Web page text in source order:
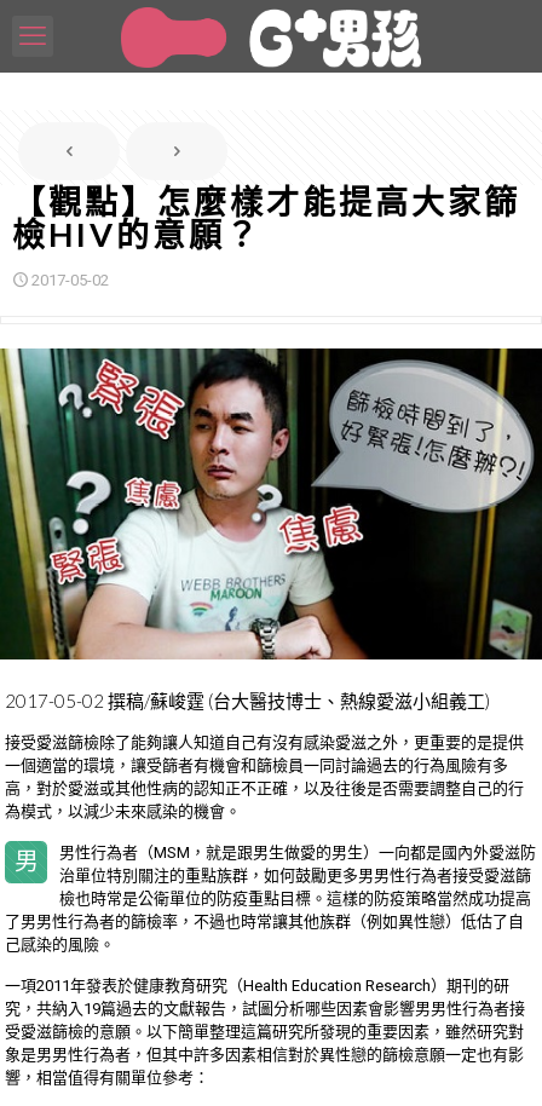
【觀點】怎麼樣才能提高大家篩
檢HIV的意願？
2017-05-02
2017-05-02 撰稿/蘇峻霆 (台大醫技博士、熱線愛滋小組義工)
接受愛滋篩檢除了能夠讓人知道自己有沒有感染愛滋之外，更重要的是提供
一個適當的環境，讓受篩者有機會和篩檢員一同討論過去的行為風險有多
高，對於愛滋或其他性病的認知正不正確，以及往後是否需要調整自己的行
為模式，以減少未來感染的機會。
男
男性行為者（MSM，就是跟男生做愛的男生）一向都是國內外愛滋防
治單位特別關注的重點族群，如何鼓勵更多男男性行為者接受愛滋篩
檢也時常是公衛單位的防疫重點目標。這樣的防疫策略當然成功提高
了男男性行為者的篩檢率，不過也時常讓其他族群（例如異性戀）低估了自
己感染的風險。
一項2011年發表於健康教育研究（Health Education Research）期刊的研
究，共納入19篇過去的文獻報告，試圖分析哪些因素會影響男男性行為者接
受愛滋篩檢的意願。以下簡單整理這篇研究所發現的重要因素，雖然研究對
象是男男性行為者，但其中許多因素相信對於異性戀的篩檢意願一定也有影
響，相當值得有關單位參考：